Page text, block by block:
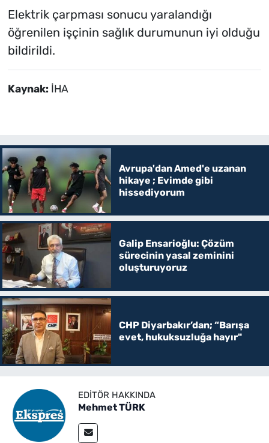
Elektrik çarpması sonucu yaralandığı
öğrenilen işçinin sağlık durumunun iyi olduğu
bildirildi.
Kaynak: İHA
Avrupa'dan Amed'e uzanan
hikaye ; Evimde gibi
hissediyorum
Galip Ensarioğlu: Çözüm
sürecinin yasal zeminini
oluşturuyoruz
CHP Diyarbakır’dan; “Barışa
evet, hukuksuzluğa hayır"
EDITÖR HAKKINDA
Mehmet TÜRK